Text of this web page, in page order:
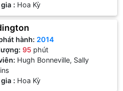
: Hoa Kỳ
hành: 2014
95 phút
Hugh Bonneville, Sally
: Hoa Kỳ